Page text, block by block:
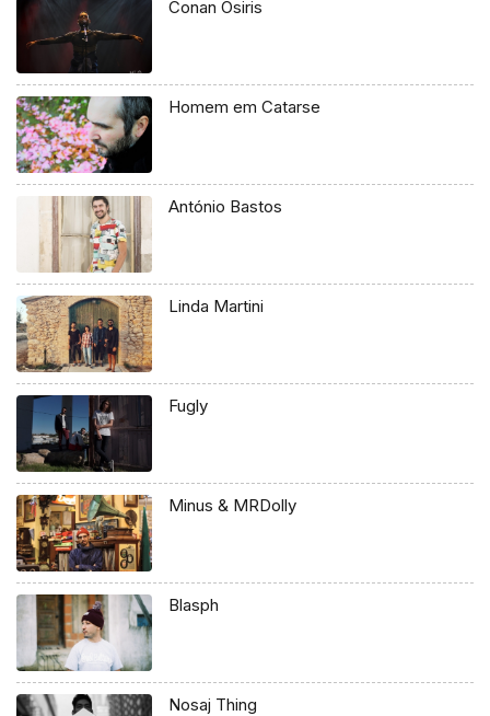
Conan Osiris
Homem em Catarse
António Bastos
Linda Martini
Fugly
Minus & MRDolly
Blasph
Nosaj Thing